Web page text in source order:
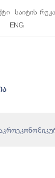
საიტის რუკა
ENG